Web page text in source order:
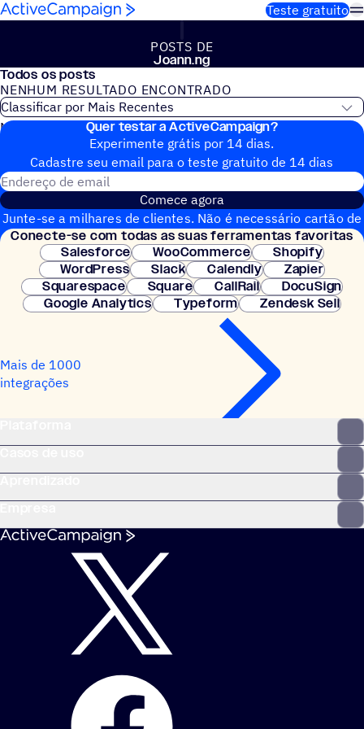
Pular para o conteúdo Teste gratuito
POSTS DE
Joann.ng
Todos os posts
NENHUM RESULTADO ENCONTRADO
Nenhum post do blog encontrado
Quer testar a ActiveCampaign?
Experimente grátis por 14 dias.
Cadastre seu email para o teste gratuito de 14 dias
Comece agora
Junte-se a milhares de clientes. Não é necessário cartão de
crédito. Configuração instantânea.
Conecte-se com todas as suas ferramentas favoritas
Salesforce
WooCommerce
Shopify
WordPress
Slack Calendly
Zapier
Squarespace
Square CallRail
DocuSign
Google Analytics
Typeform Zendesk Sell
Mais de 1000
integrações